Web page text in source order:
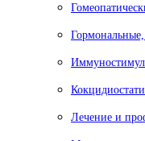
Лечение и